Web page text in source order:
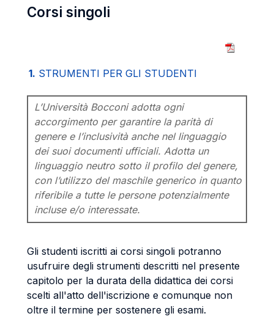
Corsi singoli
1. STRUMENTI PER GLI STUDENTI
L’Università Bocconi adotta ogni
accorgimento per garantire la parità di
genere e l’inclusività anche nel linguaggio
dei suoi documenti ufficiali. Adotta un
linguaggio neutro sotto il profilo del genere,
con l’utilizzo del maschile generico in quanto
riferibile a tutte le persone potenzialmente
incluse e/o interessate.
Gli studenti iscritti ai corsi singoli potranno
usufruire degli strumenti descritti nel presente
capitolo per la durata della didattica dei corsi
scelti all'atto dell'iscrizione e comunque non
oltre il termine per sostenere gli esami.